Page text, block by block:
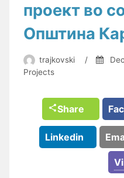
проект во
Општина
trajkovski /
Projects
Share
Linkedin